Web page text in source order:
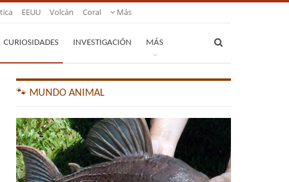
EEUU Volcán Coral Más
CURIOSIDADES INVESTIGACIÓN MÁS
🐾 MUNDO ANIMAL